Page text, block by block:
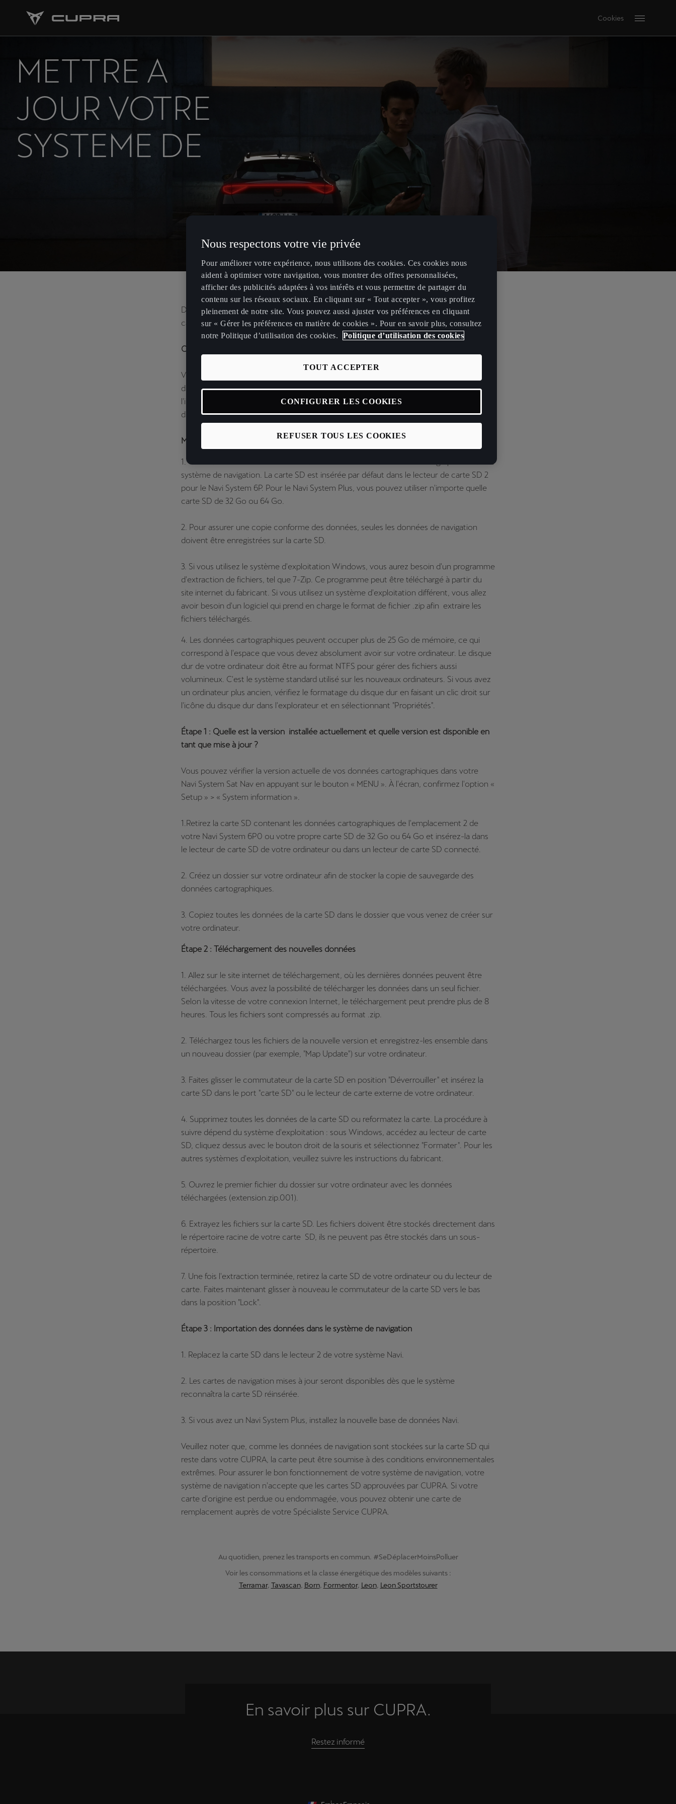
Cookies
METTRE A
JOUR VOTRE
SYSTEME DE
Dans cet article, nous vous expliquons les étapes à suivre afin de télécharger la dernière
carte sur votre système de navigation (uniquement pour les véhicules à partir de 2021).
COMMENT METTRE À JOUR LA BASE DE DONNÉES CARTOGRAPHIQUES
Veuillez noter que la mise à jour n'est effectuée que lorsque le système
d'infodivertissement est activé. Lorsque le système de divertissement est désactivé,
l'installation est interrompue et reprend automatiquement lorsque le système
d'infodivertissement est rallumé.
Mettre à jour le système de navigation pour les véhicules de 2018 à 2021
1. Vous avez besoin de la carte SD avec les anciennes données de cartographie de votre
système de navigation. La carte SD est insérée par défaut dans le lecteur de carte SD 2
pour le Navi System 6P. Pour le Navi System Plus, vous pouvez utiliser n'importe quelle
carte SD de 32 Go ou 64 Go.
2. Pour assurer une copie conforme des données, seules les données de navigation
doivent être enregistrées sur la carte SD.
3. Si vous utilisez le système d'exploitation Windows, vous aurez besoin d'un programme
d'extraction de fichiers, tel que 7-Zip. Ce programme peut être téléchargé à partir du
site internet du fabricant. Si vous utilisez un système d'exploitation différent, vous allez
avoir besoin d'un logiciel qui prend en charge le format de fichier .zip afin extraire les
fichiers téléchargés.
4. Les données cartographiques peuvent occuper plus de 25 Go de mémoire, ce qui
correspond à l'espace que vous devez absolument avoir sur votre ordinateur. Le disque
dur de votre ordinateur doit être au format NTFS pour gérer des fichiers aussi
volumineux. C'est le système standard utilisé sur les nouveaux ordinateurs. Si vous avez
un ordinateur plus ancien, vérifiez le formatage du disque dur en faisant un clic droit sur
l'icône du disque dur dans l'explorateur et en sélectionnant "Propriétés".
Étape 1 : Quelle est la version installée actuellement et quelle version est disponible en
tant que mise à jour ?
Vous pouvez vérifier la version actuelle de vos données cartographiques dans votre
Navi System Sat Nav en appuyant sur le bouton « MENU ». À l'écran, confirmez l'option «
Setup » > « System information ».
1.Retirez la carte SD contenant les données cartographiques de l'emplacement 2 de
votre Navi System 6P0 ou votre propre carte SD de 32 Go ou 64 Go et insérez-la dans
le lecteur de carte SD de votre ordinateur ou dans un lecteur de carte SD connecté.
2. Créez un dossier sur votre ordinateur afin de stocker la copie de sauvegarde des
données cartographiques.
3. Copiez toutes les données de la carte SD dans le dossier que vous venez de créer sur
votre ordinateur.
Étape 2 : Téléchargement des nouvelles données
1. Allez sur le site internet de téléchargement, où les dernières données peuvent être
téléchargées. Vous avez la possibilité de télécharger les données dans un seul fichier.
Selon la vitesse de votre connexion Internet, le téléchargement peut prendre plus de 8
heures. Tous les fichiers sont compressés au format .zip.
2. Téléchargez tous les fichiers de la nouvelle version et enregistrez-les ensemble dans
un nouveau dossier (par exemple, "Map Update") sur votre ordinateur.
3. Faites glisser le commutateur de la carte SD en position "Déverrouiller" et insérez la
carte SD dans le port "carte SD" ou le lecteur de carte externe de votre ordinateur.
4. Supprimez toutes les données de la carte SD ou reformatez la carte. La procédure à
suivre dépend du système d'exploitation : sous Windows, accédez au lecteur de carte
SD, cliquez dessus avec le bouton droit de la souris et sélectionnez "Formater". Pour les
autres systèmes d'exploitation, veuillez suivre les instructions du fabricant.
5. Ouvrez le premier fichier du dossier sur votre ordinateur avec les données
téléchargées (extension.zip.001).
6. Extrayez les fichiers sur la carte SD. Les fichiers doivent être stockés directement dans
le répertoire racine de votre carte SD, ils ne peuvent pas être stockés dans un sous-
répertoire.
7. Une fois l'extraction terminée, retirez la carte SD de votre ordinateur ou du lecteur de
carte. Faites maintenant glisser à nouveau le commutateur de la carte SD vers le bas
dans la position "Lock".
Étape 3 : Importation des données dans le système de navigation
1. Replacez la carte SD dans le lecteur 2 de votre système Navi.
2. Les cartes de navigation mises à jour seront disponibles dès que le système
reconnaîtra la carte SD réinsérée.
3. Si vous avez un Navi System Plus, installez la nouvelle base de données Navi.
Veuillez noter que, comme les données de navigation sont stockées sur la carte SD qui
reste dans votre CUPRA, la carte peut être soumise à des conditions environnementales
extrêmes. Pour assurer le bon fonctionnement de votre système de navigation, votre
système de navigation n'accepte que les cartes SD approuvées par CUPRA. Si votre
carte d'origine est perdue ou endommagée, vous pouvez obtenir une carte de
remplacement auprès de votre Spécialiste Service CUPRA.
Au quotidien, prenez les transports en commun. #SeDéplacerMoinsPolluer
Voir les consommations et la classe énergétique des modèles suivants :
Terramar, Tavascan, Born, Formentor, Leon, Leon Sportstourer
En savoir plus sur CUPRA.
Restez informé
Nous respectons votre vie privée
Pour améliorer votre expérience, nous utilisons des cookies. Ces cookies nous
aident à optimiser votre navigation, vous montrer des offres personnalisées,
afficher des publicités adaptées à vos intérêts et vous permettre de partager du
contenu sur les réseaux sociaux. En cliquant sur « Tout accepter », vous profitez
pleinement de notre site. Vous pouvez aussi ajuster vos préférences en cliquant
sur « Gérer les préférences en matière de cookies ». Pour en savoir plus, consultez
notre Politique d’utilisation des cookies.
Politique d’utilisation des cookies
REFUSER TOUS LES COOKIES
TOUT ACCEPTER
CONFIGURER LES COOKIES